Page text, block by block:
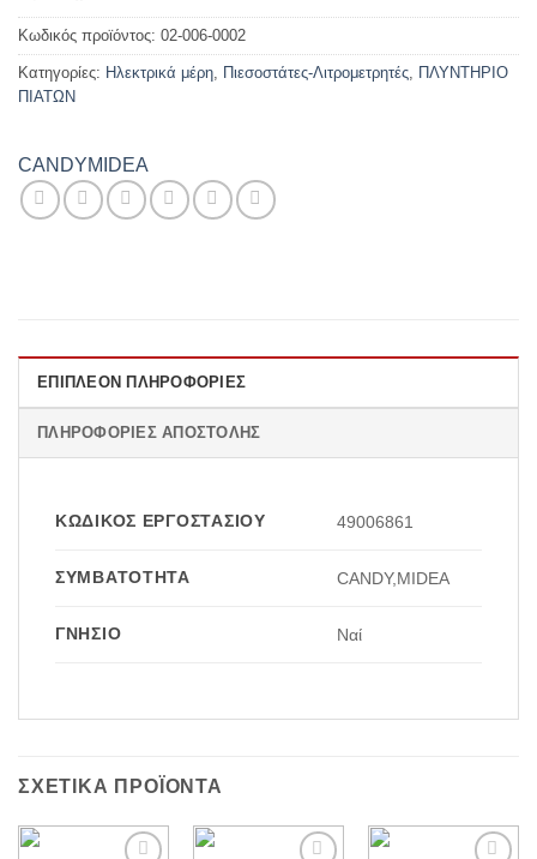
Κωδικός προϊόντος: 02-006-0002
Κατηγορίες: Ηλεκτρικά μέρη Πιεσοστάτες-Λιτρομετρητές
ΠΛΥΝΤΗΡΙΟ
ΠΙΑΤΩΝ
CANDYMIDEA
ΕΠΙΠΛΈΟΝ ΠΛΗΡΟΦΟΡΊΕΣ
ΠΛΗΡΟΦΟΡΊΕΣ ΑΠΟΣΤΟΛΉΣ
ΚΩΔΙΚΌΣ ΕΡΓΟΣΤΑΣΊΟΥ 49006861
ΣΥΜΒΑΤΌΤΗΤΑ CANDY,MIDEA
ΓΝΉΣΙΟ Ναί
ΣΧΕΤΙΚΆ ΠΡΟΪΌΝΤΑ